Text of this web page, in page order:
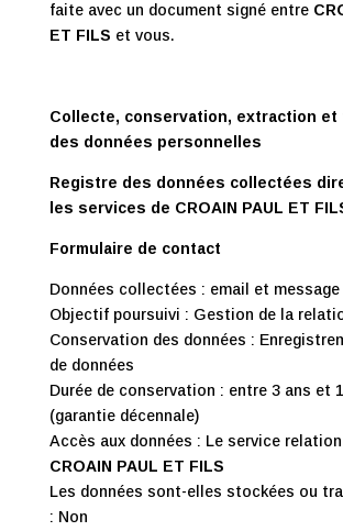
faite avec un document signé entre
ET FILS et vous.
Collecte, conservation, extraction et
des données personnelles
Registre des données collectées
les services de CROAIN PAUL ET
Formulaire de contact
Données collectées : email et message
Objectif poursuivi : Gestion de la
Conservation des données :
de données
Durée de conservation : entre 3 ans et
(garantie décennale)
Accès aux données : Le service
CROAIN PAUL ET FILS
Les données sont-elles stockées ou
: Non